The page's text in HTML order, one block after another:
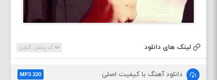
لینک های دانلود کد پخش آنلاین
دانلود آهنگ با کیفیت اصلی MP3 320